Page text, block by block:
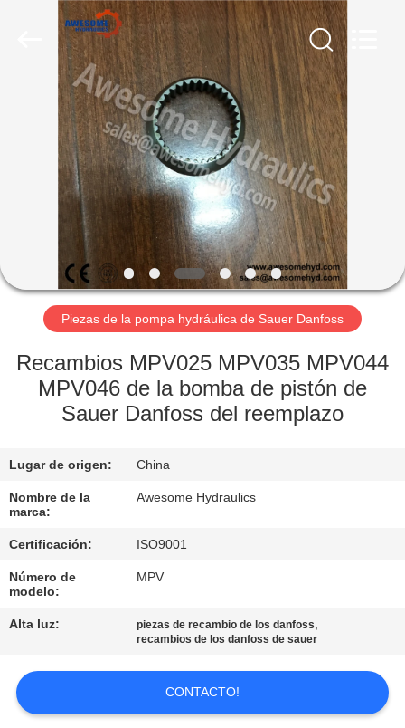
HOGAR
PRODUCTOS
SOBRE
NOSOTROS
VIAJE
LA
FÁBRICA
DE
CALIDAD
EN
CONTACTO
NOTICIAS
Piezas de la pompa hydráulica de Sauer Danfoss
Recambios MPV025 MPV035 MPV044
MPV046 de la bomba de pistón de
Sauer Danfoss del reemplazo
Lugar de origen: China
Nombre de la
marca:
Awesome Hydraulics
Certificación: ISO9001
Número de
modelo:
MPV
Alta luz: piezas de recambio de los danfoss,
recambios de los danfoss de sauer
CONTACTO!